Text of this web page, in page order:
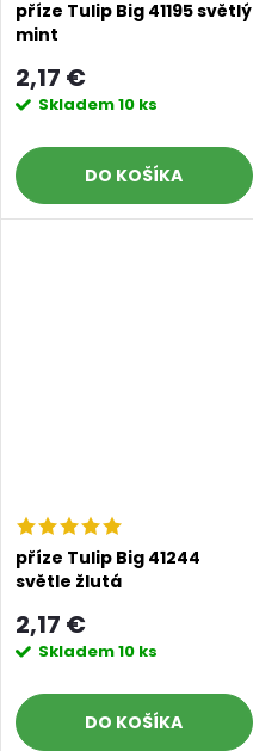
příze Tulip Big 41195 světlý
mint
2,17 €
Skladem10 ks
DO KOŠÍKA
příze Tulip Big 41244
světle žlutá
2,17 €
Skladem10 ks
DO KOŠÍKA